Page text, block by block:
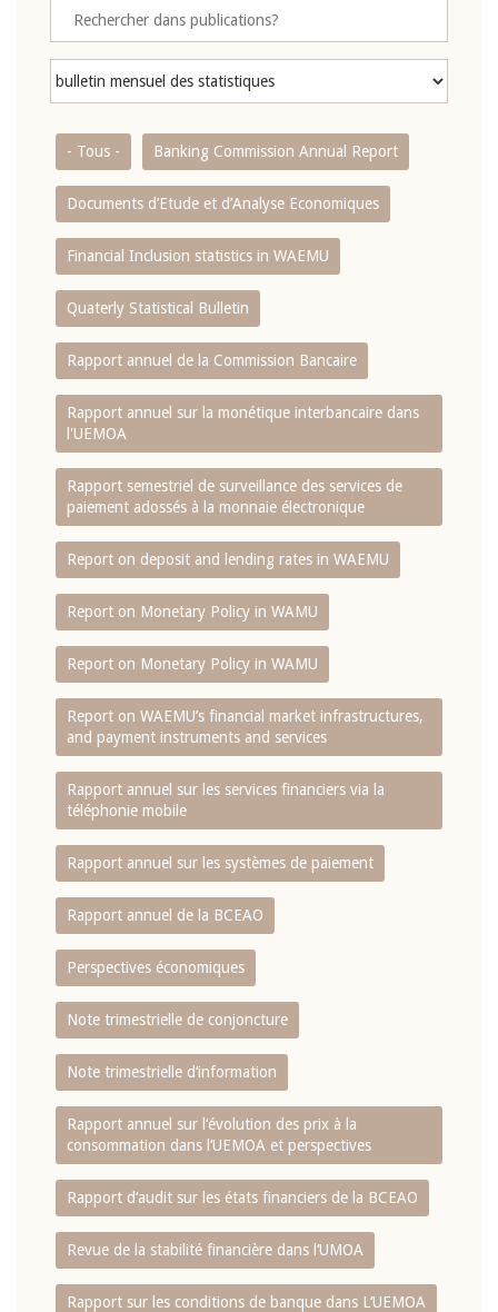
- Tous - Banking Commission Annual Report
Documents d’Etude et d’Analyse Economiques
Financial Inclusion statistics in WAEMU
Quaterly Statistical Bulletin
Rapport annuel de la Commission Bancaire
Rapport annuel sur la monétique interbancaire dans
l'UEMOA
Rapport semestriel de surveillance des services de
paiement adossés à la monnaie électronique
Report on deposit and lending rates in WAEMU
Report on Monetary Policy in WAMU
Report on Monetary Policy in WAMU
Report on WAEMU’s financial market infrastructures,
and payment instruments and services
Rapport annuel sur les services financiers via la
téléphonie mobile
Rapport annuel sur les systèmes de paiement
Rapport annuel de la BCEAO
Perspectives économiques
Note trimestrielle de conjoncture
Note trimestrielle d‘information
Rapport annuel sur l‘évolution des prix à la
consommation dans l‘UEMOA et perspectives
Rapport d‘audit sur les états financiers de la BCEAO
Revue de la stabilité financière dans l‘UMOA
Rapport sur les conditions de banque dans L‘UEMOA